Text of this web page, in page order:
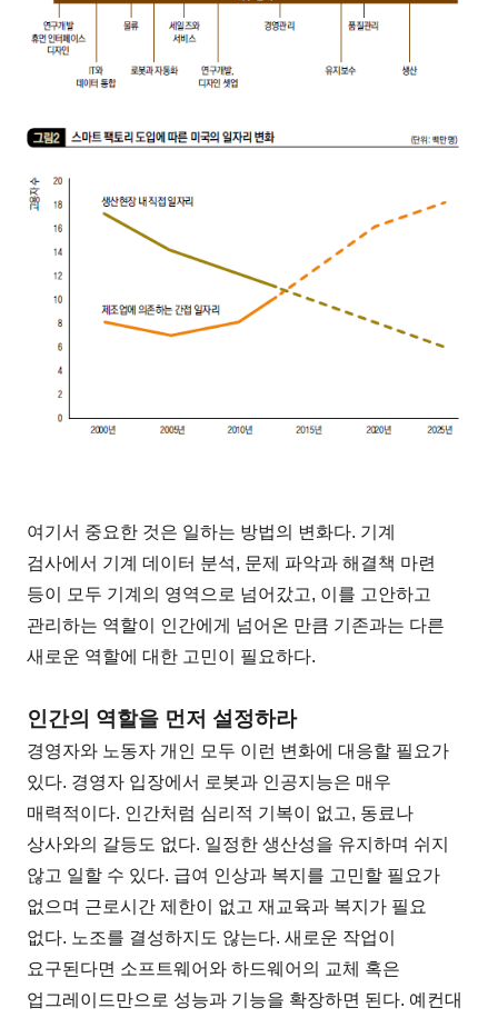
여기서 중요한 것은 일하는 방법의 변화다. 기계
검사에서 기계 데이터 분석, 문제 파악과 해결책 마련
등이 모두 기계의 영역으로 넘어갔고, 이를 고안하고
관리하는 역할이 인간에게 넘어온 만큼 기존과는 다른
새로운 역할에 대한 고민이 필요하다.
인간의 역할을 먼저 설정하라
경영자와 노동자 개인 모두 이런 변화에 대응할 필요가
있다. 경영자 입장에서 로봇과 인공지능은 매우
매력적이다. 인간처럼 심리적 기복이 없고, 동료나
상사와의 갈등도 없다. 일정한 생산성을 유지하며 쉬지
않고 일할 수 있다. 급여 인상과 복지를 고민할 필요가
없으며 근로시간 제한이 없고 재교육과 복지가 필요
없다. 노조를 결성하지도 않는다. 새로운 작업이
요구된다면 소프트웨어와 하드웨어의 교체 혹은
업그레이드만으로 성능과 기능을 확장하면 된다. 예컨대